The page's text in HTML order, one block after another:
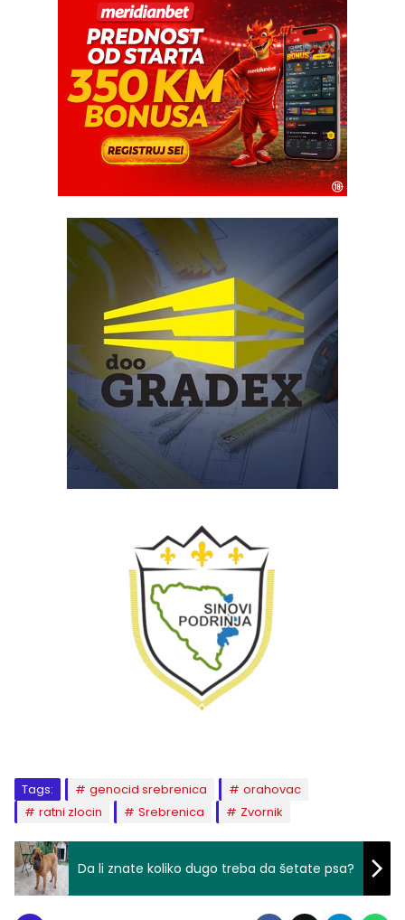
Tags: genocid srebrenica
orahovac
ratni zlocin
Srebrenica Zvornik
Da li znate koliko dugo treba da šetate psa?